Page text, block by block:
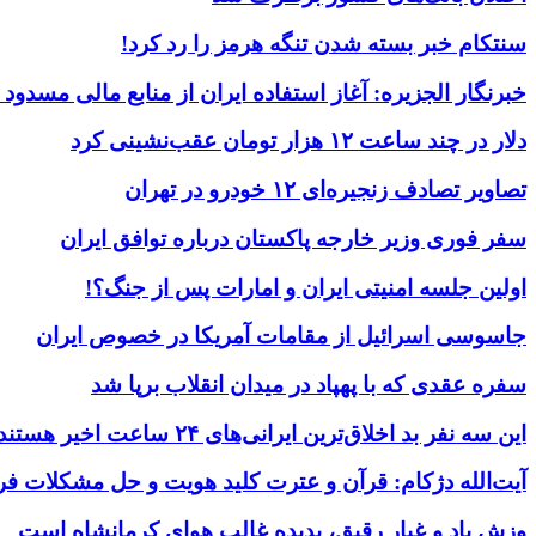
سنتکام خبر بسته شدن تنگه هرمز را رد کرد!
خبرنگار الجزیره: آغاز استفاده ایران از منابع مالی
دلار در چند ساعت ۱۲ هزار تومان عقب‌نشینی کرد
تصاویر تصادف زنجیره‌ای ۱۲ خودرو در تهران
سفر فوری وزیر خارجه پاکستان درباره توافق ایران
اولین جلسه امنیتی ایران و امارات پس از جنگ؟!
جاسوسی اسرائیل از مقامات آمریکا در خصوص ایران
سفره عقدی که با پهپاد در میدان انقلاب برپا شد
این سه نفر بد اخلاق‌ترین ایرانی‌های ۲۴ ساعت اخیر هستند
آیت‌الله دژکام: قرآن و عترت کلید هویت و حل مشکلات
وزش باد و غبار رقیق، پدیده غالب هوای کرمانشاه است